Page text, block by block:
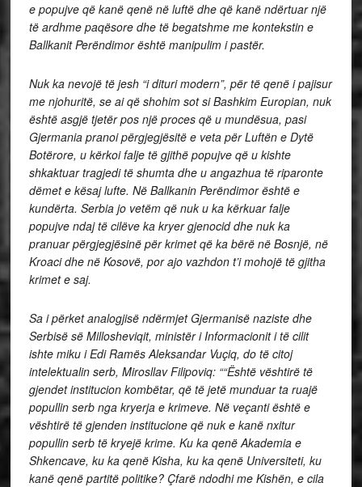
e popujve që kanë qenë në luftë dhe që kanë ndërtuar një
të ardhme paqësore dhe të begatshme me kontekstin e
Ballkanit Perëndimor është manipulim i pastër.
Nuk ka nevojë të jesh “i dituri modern”, për të qenë i pajisur
me njohuritë, se ai që shohim sot si Bashkim Europian, nuk
është asgjë tjetër pos një proces që u mundësua, pasi
Gjermania pranoi përgjegjësitë e veta për Luftën e Dytë
Botërore, u kërkoi falje të gjithë popujve që u kishte
shkaktuar tragjedi të shumta dhe u angazhua të riparonte
dëmet e kësaj lufte. Në Ballkanin Perëndimor është e
kundërta. Serbia jo vetëm që nuk u ka kërkuar falje
popujve ndaj të cilëve ka kryer gjenocid dhe nuk ka
pranuar përgjegjësinë për krimet që ka bërë në Bosnjë, në
Kroaci dhe në Kosovë, por ajo vazhdon t’i mohojë të gjitha
krimet e saj.
Sa i përket analogjisë ndërmjet Gjermanisë naziste dhe
Serbisë së Millosheviqit, ministër i Informacionit i të cilit
ishte miku i Edi Ramës Aleksandar Vuçiq, do të citoj
intelektualin serb, Mirosllav Filipoviq: ““Është vështirë të
gjendet institucion kombëtar, që të jetë munduar ta ruajë
popullin serb nga kryerja e krimeve. Në veçanti është e
vështirë të gjenden institucione që nuk e kanë nxitur
popullin serb të kryejë krime. Ku ka qenë Akademia e
Shkencave, ku ka qenë Kisha, ku ka qenë Universiteti, ku
kanë qenë partitë politike? Çfarë ndodhi me Kishën, e cila